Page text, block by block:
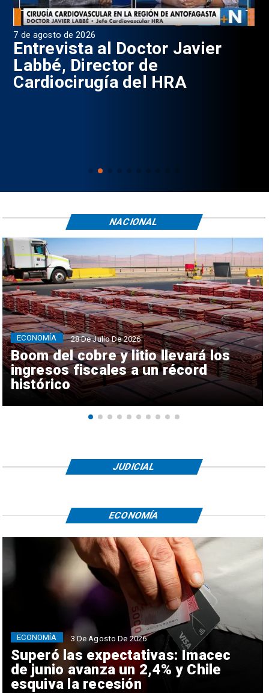
7 de agosto de 2026
Entrevista al Doctor Javier
Labbé, Director de
Cardiocirugía del HRA
Boom del cobre y litio llevará los
ingresos fiscales a un récord
histórico
ECONOMÍA 28 De Julio De 2026
NACIONAL
JUDICIAL
Superó las expectativas: Imacec
de junio avanza un 2,4% y Chile
esquiva la recesión
ECONOMÍA 3 De Agosto De 2026
ECONOMÍA